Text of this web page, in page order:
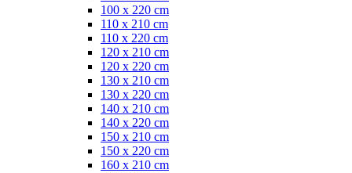
100 x 220 cm
110 x 210 cm
110 x 220 cm
120 x 210 cm
120 x 220 cm
130 x 210 cm
130 x 220 cm
140 x 210 cm
140 x 220 cm
150 x 210 cm
150 x 220 cm
160 x 210 cm